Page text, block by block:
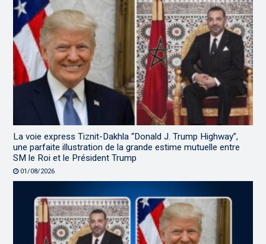
La voie express Tiznit-Dakhla “Donald J. Trump Highway”,
une parfaite illustration de la grande estime mutuelle entre
SM le Roi et le Président Trump
01/08/2026